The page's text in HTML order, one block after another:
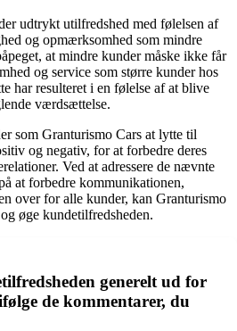
udtrykt utilfredshed med følelsen af
og opmærksomhed som mindre
at mindre kunder måske ikke får
og service som større kunder hos
har resulteret i en følelse af at blive
værdsættelse.
som Granturismo Cars at lytte til
og negativ, for at forbedre deres
Ved at adressere de nævnte
at forbedre kommunikationen,
over for alle kunder, kan Granturismo
øge kundetilfredsheden.
generelt ud for
de kommentarer, du